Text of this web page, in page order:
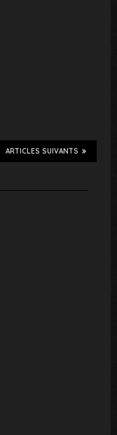
ARTICLES SUIVANTS